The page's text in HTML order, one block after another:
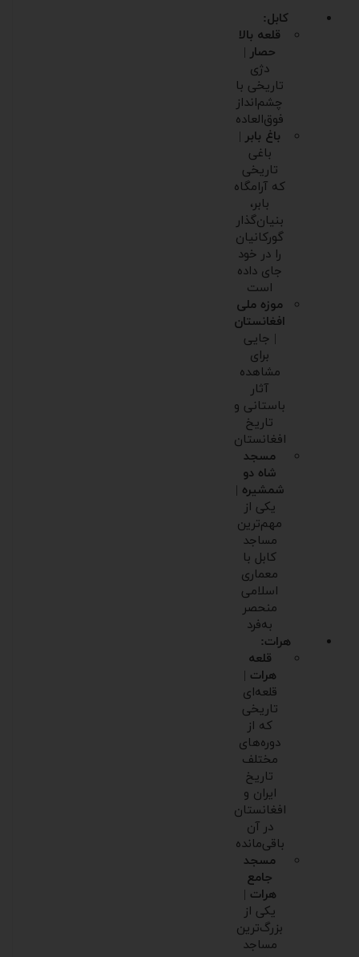
کابل:
قلعه بالا
حصار|
دژی
تاریخی با
چشم‌انداز
فوق‌العاده
باغ بابر|
باغی
تاریخی
که آرامگاه
بابر،
بنیان‌گذار
گورکانیان
را در خود
جای داده
است
موزه ملی
افغانستان
| جایی
برای
مشاهده
آثار
باستانی و
تاریخ
افغانستان
مسجد
شاه دو
شمشیره |
یکی از
مهم‌ترین
مساجد
کابل با
معماری
اسلامی
منحصر
به‌فرد
هرات:
قلعه
هرات |
قلعه‌ای
تاریخی
که از
دوره‌های
مختلف
تاریخ
ایران و
افغانستان
در آن
باقی‌مانده
مسجد
جامع
هرات |
یکی از
بزرگ‌ترین
مساجد